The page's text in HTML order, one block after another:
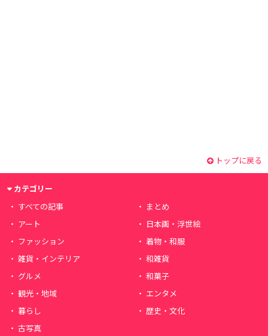
トップに戻る
カテゴリー
すべての記事
まとめ
アート
日本画・浮世絵
ファッション
着物・和服
雑貨・インテリア
和雑貨
グルメ
和菓子
観光・地域
エンタメ
暮らし
歴史・文化
古写真